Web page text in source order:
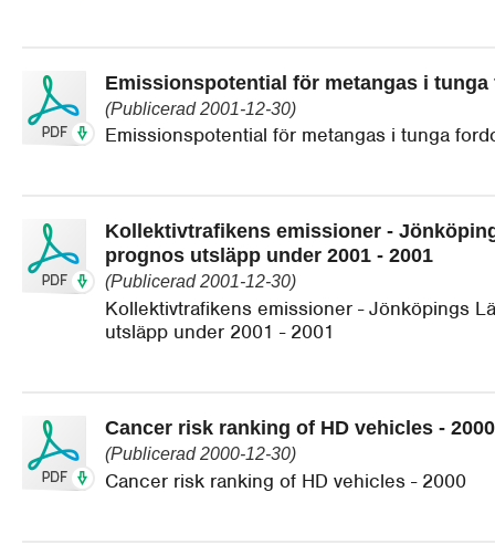
Emissionspotential för metangas i tunga
(Publicerad 2001-12-30)
Emissionspotential för metangas i tunga
Kollektivtrafikens emissioner -
prognos utsläpp under 2001 - 2001
(Publicerad 2001-12-30)
Kollektivtrafikens emissioner - Jönköpings
utsläpp under 2001 - 2001
Cancer risk ranking of HD vehicles - 2000
(Publicerad 2000-12-30)
Cancer risk ranking of HD vehicles - 2000